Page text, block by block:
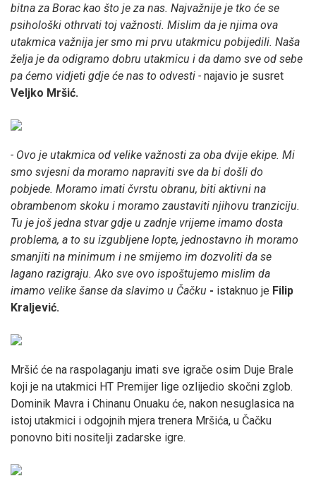
bitna za Borac kao što je za nas. Najvažnije je tko će se
psihološki othrvati toj važnosti. Mislim da je njima ova
utakmica važnija jer smo mi prvu utakmicu pobijedili. Naša
želja je da odigramo dobru utakmicu i da damo sve od sebe
pa ćemo vidjeti gdje će nas to odvesti - najavio je susret
Veljko Mršić.
- Ovo je utakmica od velike važnosti za oba dvije ekipe. Mi
smo svjesni da moramo napraviti sve da bi došli do
pobjede. Moramo imati čvrstu obranu, biti aktivni na
obrambenom skoku i moramo zaustaviti njihovu tranziciju.
Tu je još jedna stvar gdje u zadnje vrijeme imamo dosta
problema, a to su izgubljene lopte, jednostavno ih moramo
smanjiti na minimum i ne smijemo im dozvoliti da se
lagano razigraju. Ako sve ovo ispoštujemo mislim da
imamo velike šanse da slavimo u Čačku - istaknuo je Filip
Kraljević.
Mršić će na raspolaganju imati sve igrače osim Duje Brale
koji je na utakmici HT Premijer lige ozlijedio skočni zglob.
Dominik Mavra i Chinanu Onuaku će, nakon nesuglasica na
istoj utakmici i odgojnih mjera trenera Mršića, u Čačku
ponovno biti nositelji zadarske igre.